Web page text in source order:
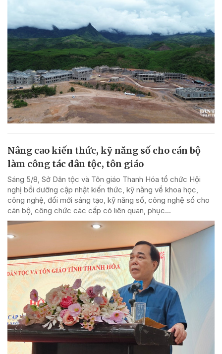
Nâng cao kiến thức, kỹ năng số cho cán bộ
làm công tác dân tộc, tôn giáo
Sáng 5/8, Sở Dân tộc và Tôn giáo Thanh Hóa tổ chức Hội
nghị bồi dưỡng cập nhật kiến thức, kỹ năng về khoa học,
công nghệ, đổi mới sáng tạo, kỹ năng số, công nghệ số cho
cán bộ, công chức các cấp có liên quan, phục...